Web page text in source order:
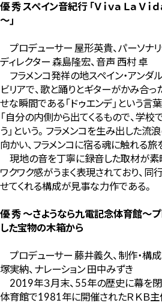
優 秀 スペイン音紀行 「Ｖｉｖａ Ｌａ Ｖｉ
～」
プロデューサー 屋形英貴、パーソナリ
ディレクター 森島隆宏、音声 西村 卓
フラメンコ発祥の地スペイン・アンダ
ビリアで、歌と踊りとギターがかみ合っ
せな瞬間である「ドゥエンデ」という言
「自分の内側から出てくるもので、学校
う」という。フラメンコを生み出した流
向かい、フラメンコに宿る魂に触れる旅
現地の音を丁寧に録音した取材が素
ワクワク感がうまく表現されており、同
せてくれる構成が見事な力作である。
優 秀 ～さようなら九電記念体育館～
した宝物の木箱から
プロデューサー 藤井義久、制作・構
塚実納、ナレーション 田中みずき
2019年３月末、55年の歴史に幕を閉
体育館で1981年に開催されたＲＫＢ主